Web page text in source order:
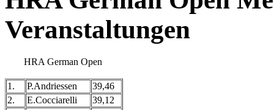
Veranstaltungen
HRA German Open
1. P.Andriessen
39,46
2.
E.Cocciarelli
39,12